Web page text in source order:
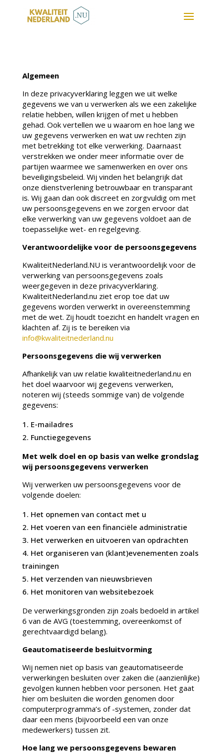
Algemeen
In deze privacyverklaring leggen we uit welke
gegevens we van u verwerken als we een zakelijke
relatie hebben, willen krijgen of met u hebben
gehad. Ook vertellen we u waarom en hoe lang we
uw gegevens verwerken en wat uw rechten zijn
met betrekking tot elke verwerking. Daarnaast
verstrekken we onder meer informatie over de
partijen waarmee we samenwerken en over ons
beveiligingsbeleid. Wij vinden het belangrijk dat
onze dienstverlening betrouwbaar en transparant
is. Wij gaan dan ook discreet en zorgvuldig om met
uw persoonsgegevens en we zorgen ervoor dat
elke verwerking van uw gegevens voldoet aan de
toepasselijke wet- en regelgeving.
Verantwoordelijke voor de persoonsgegevens
KwaliteitNederland.NU is verantwoordelijk voor de
verwerking van persoonsgegevens zoals
weergegeven in deze privacyverklaring.
KwaliteitNederland.nu ziet erop toe dat uw
gegevens worden verwerkt in overeenstemming
met de wet. Zij houdt toezicht en handelt vragen en
klachten af. Zij is te bereiken via
info@kwaliteitnederland.nu
Persoonsgegevens die wij verwerken
Afhankelijk van uw relatie kwaliteitnederland.nu en
het doel waarvoor wij gegevens verwerken,
noteren wij (steeds sommige van) de volgende
gegevens:
E-mailadres
Functiegegevens
Met welk doel en op basis van welke grondslag
wij persoonsgegevens verwerken
Wij verwerken uw persoonsgegevens voor de
volgende doelen:
Het opnemen van contact met u
Het voeren van een financiële administratie
Het verwerken en uitvoeren van opdrachten
Het organiseren van (klant)evenementen zoals
trainingen
Het verzenden van nieuwsbrieven
Het monitoren van websitebezoek
De verwerkingsgronden zijn zoals bedoeld in artikel
6 van de AVG (toestemming, overeenkomst of
gerechtvaardigd belang).
Geautomatiseerde besluitvorming
Wij nemen niet op basis van geautomatiseerde
verwerkingen besluiten over zaken die (aanzienlijke)
gevolgen kunnen hebben voor personen. Het gaat
hier om besluiten die worden genomen door
computerprogramma’s of -systemen, zonder dat
daar een mens (bijvoorbeeld een van onze
medewerkers) tussen zit.
Hoe lang we persoonsgegevens bewaren